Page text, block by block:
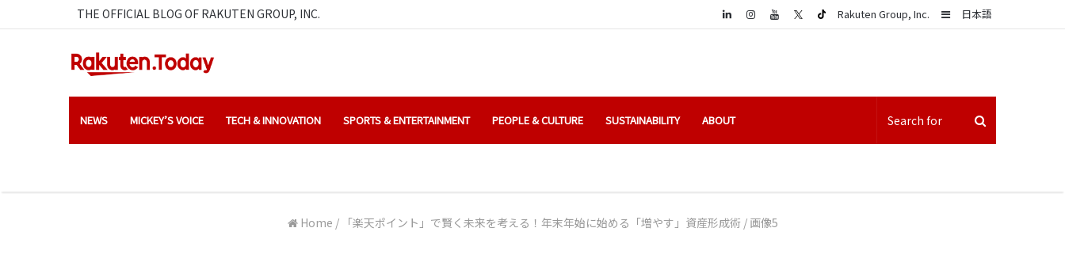
THE OFFICIAL BLOG OF RAKUTEN GROUP, INC. 日本語
Sidebar
Rakuten Group, Inc.
LinkedIn
NEWS MICKEY’S VOICE TECH & INNOVATION SPORTS & ENTERTAINMENT PEOPLE & CULTURE SUSTAINABILITY ABOUT
Home / 「楽天ポイント」で賢く未来を考える！年末年始に始める「増やす」資産形成術 / 画像5